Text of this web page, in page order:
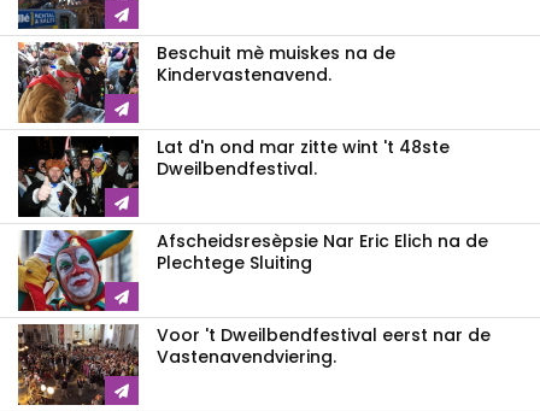
Beschuit mè muiskes na de
Kindervastenavend.
Lat d'n ond mar zitte wint 't 48ste
Dweilbendfestival.
Afscheidsresèpsie Nar Eric Elich na de
Plechtege Sluiting
Voor 't Dweilbendfestival eerst nar de
Vastenavendviering.